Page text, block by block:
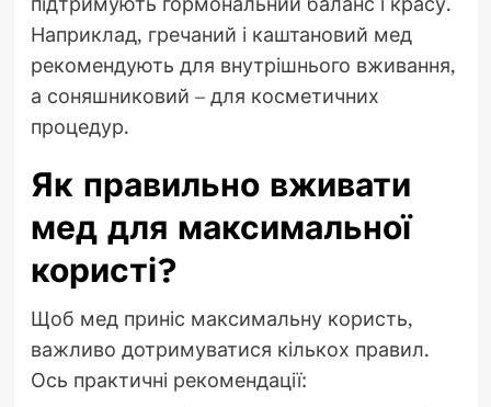
Наприклад, гречаний і каштановий мед
рекомендують для внутрішнього вживання,
а соняшниковий – для косметичних
процедур.
Як правильно вживати
мед для максимальної
користі?
Щоб мед приніс максимальну користь,
важливо дотримуватися кількох правил.
Ось практичні рекомендації: